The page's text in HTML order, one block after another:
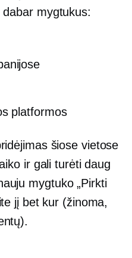
mygtukus:
platformos
šiose vietose
ir gali turėti daug
mygtuko „Pirkti
jį bet kur (žinoma,